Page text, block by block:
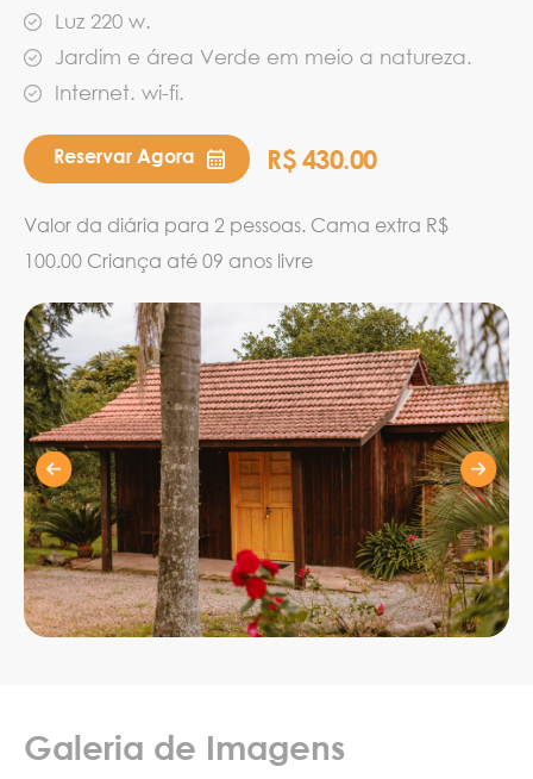
Luz 220 w.
Jardim e área Verde em meio a natureza.
Internet. wi-fi.
Reservar Agora R$ 430.00
Valor da diária para 2 pessoas. Cama extra R$
100.00 Criança até 09 anos livre
Galeria de Imagens